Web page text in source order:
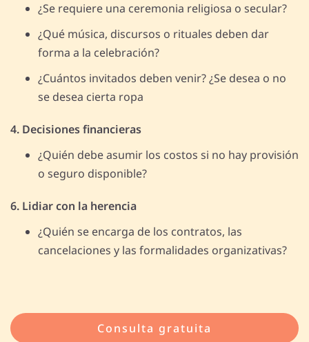
¿Se requiere una ceremonia religiosa o secular?
¿Qué música, discursos o rituales deben dar
forma a la celebración?
¿Cuántos invitados deben venir? ¿Se desea o no
se desea cierta ropa
4. Decisiones financieras
¿Quién debe asumir los costos si no hay provisión
o seguro disponible?
6. Lidiar con la herencia
¿Quién se encarga de los contratos, las
cancelaciones y las formalidades organizativas?
Consulta gratuita